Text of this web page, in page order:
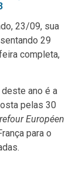
23/09, sua
29
completa,
ano é a
pelas 30
Européen
para o